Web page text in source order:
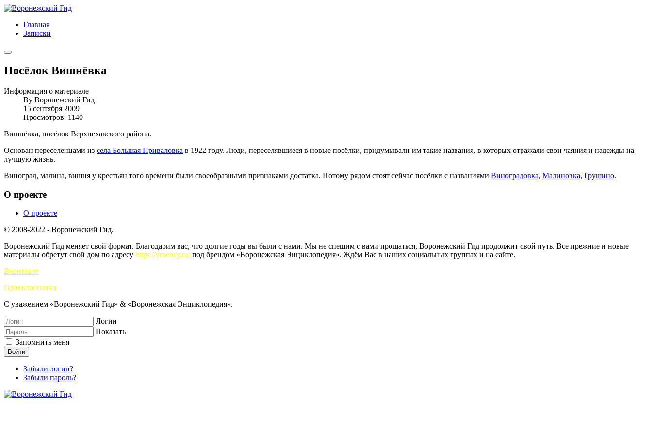
Главная
Записки
Посёлок Вишнёвка
Информация о материале
By Воронежский Гид
15 сентября 2009
Просмотров: 1140
Вишнёвка, посёлок Верхнехавского района.
Основан переселенцами из села Большая Приваловка в 1922 году. Люди, переселявшиеся в новые посёлки, придумывали им такие названия, в которых отражали свои чаяния и надежды на
лучшую жизнь.
Виноград, малина, вишня у крестьян того времени были своеобразными признаками достатка. Потому рядом стоят сейчас посёлки с названиями Виноградовка, Малиновка, Грушино.
О проекте
О проекте
© 2008-2022 - Воронежский Гид.
Воронежский Гид меняет свой формат. Благодарим вас, что долгие годы вы были с нами. Мы не спешим с вами прощаться, Воронежский Гид продолжит свой путь. Все прежние и новые
материалы обретут свой дом по адресу https://vrnency.ru/под брендом «Воронежская Энциклопедия». Ждём Вас в наших социальных группах и на сайте.
Вконтакте
Одноклассники
С уважением «Воронежский Гид» & «Воронежская Энциклопедия».
Логин
Показать
Запомнить меня
Войти
Забыли логин?
Забыли пароль?